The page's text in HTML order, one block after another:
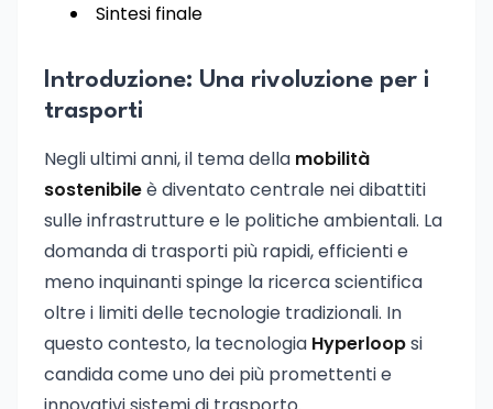
Sintesi finale
Introduzione: Una rivoluzione per i
trasporti
Negli ultimi anni, il tema della mobilità
sostenibileè diventato centrale nei dibattiti
sulle infrastrutture e le politiche ambientali. La
domanda di trasporti più rapidi, efficienti e
meno inquinanti spinge la ricerca scientifica
oltre i limiti delle tecnologie tradizionali. In
questo contesto, la tecnologia Hyperloopsi
candida come uno dei più promettenti e